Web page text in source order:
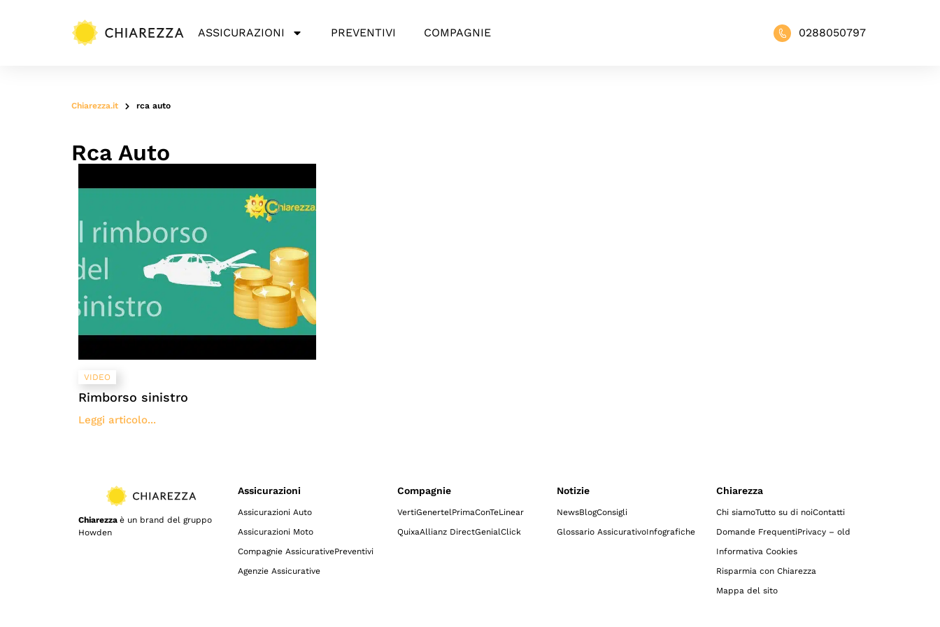
ASSICURAZIONI PREVENTIVI COMPAGNIE 0288050797
Chiarezza.it rca auto
Rca Auto
VIDEO
Rimborso sinistro
Leggi articolo...
Chiarezza è un brand del gruppo
Howden
Assicurazioni
Assicurazioni Auto
Assicurazioni Moto
Compagnie AssicurativePreventivi
Agenzie Assicurative
Compagnie
VertiGenertelPrimaConTeLinear
QuixaAllianz DirectGenialClick
Notizie
NewsBlogConsigli
Glossario AssicurativoInfografiche
Chiarezza
Chi siamoTutto su di noiContatti
Domande FrequentiPrivacy – old
Informativa Cookies
Risparmia con Chiarezza
Mappa del sito